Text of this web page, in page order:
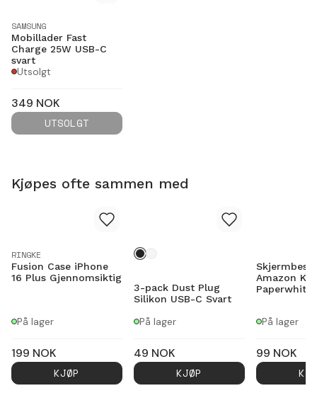
SAMSUNG
Mobillader Fast
Charge 25W USB-C
svart
Utsolgt
349 NOK
UTSOLGT
Kjøpes ofte sammen med
RINGKE
Fusion Case iPhone
16 Plus Gjennomsiktig
På lager
199 NOK
KJØP
3-pack Dust Plug
Silikon USB-C Svart
På lager
49 NOK
KJØP
Amazon
Paperwhite
På lager
99 NOK